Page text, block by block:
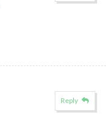
Reply